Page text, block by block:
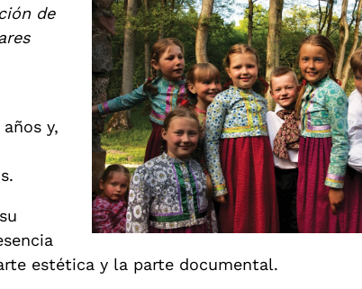
de
y,
estética y la parte documental.